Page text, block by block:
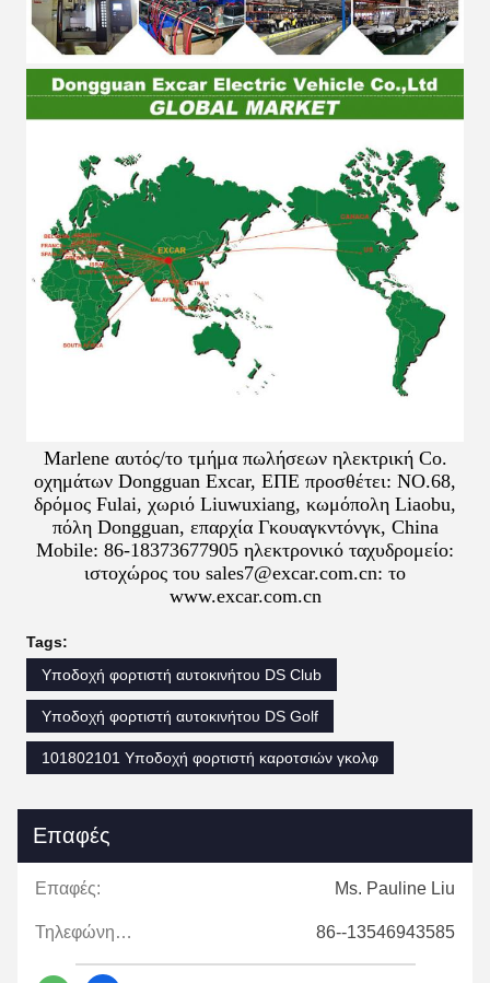
Marlene αυτός/το τμήμα πωλήσεων ηλεκτρική Co.
οχημάτων Dongguan Excar, ΕΠΕ προσθέτει: NO.68,
δρόμος Fulai, χωριό Liuwuxiang, κωμόπολη Liaobu,
πόλη Dongguan, επαρχία Γκουαγκντόνγκ, China
Mobile: 86-18373677905 ηλεκτρονικό ταχυδρομείο:
ιστοχώρος του sales7@excar.com.cn: το
www.excar.com.cn
Tags:
Υποδοχή φορτιστή αυτοκινήτου DS Club
Υποδοχή φορτιστή αυτοκινήτου DS Golf
101802101 Υποδοχή φορτιστή καροτσιών γκολφ
Επαφές
Επαφές: Ms. Pauline Liu
Τηλεφώνημα: 86--13546943585